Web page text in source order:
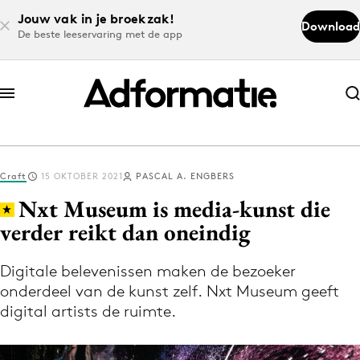
Jouw vak in je broekzak!
De beste leeservaring met de app
Download
Abonneer nu
Abonneer nu
Log in
Volg het laatste nieuws via de Adformatie
Nieuws app
Craft 15 OKTOBER 2021 PASCAL A. ENGBERS
Nxt Museum is media-kunst die
verder reikt dan oneindig
Digitale belevenissen maken de bezoeker
onderdeel van de kunst zelf. Nxt Museum geeft
digital artists de ruimte.